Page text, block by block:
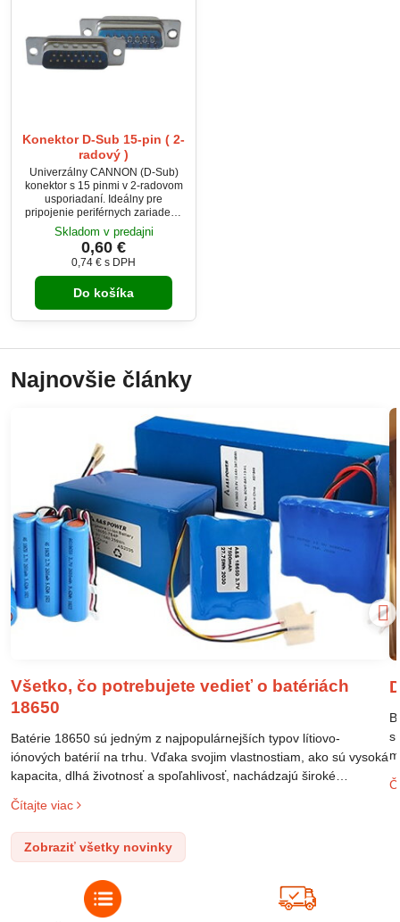
Konektor D-Sub 15-pin ( 2-
radový )
Univerzálny CANNON (D-Sub)
konektor s 15 pinmi v 2-radovom
usporiadaní. Ideálny pre
pripojenie periférnych zariadení,
priemyselnú automatizáciu,
audio/video aplikácie či
telekomunikačné systémy.
Vysoká spoľahlivosť a presné
spracovanie pre stabilný prenos
signálu.
Skladom v predajni
0,60 €
0,74 € s DPH
Do košíka
Najnovšie články
Všetko, čo potrebujete vedieť o batériách
18650
Batérie 18650 sú jedným z najpopulárnejších typov lítiovo-
iónových batérií na trhu. Vďaka svojim vlastnostiam, ako sú vysoká
kapacita, dlhá životnosť a spoľahlivosť, nachádzajú široké
po elektrické vozidlá. Pochopenie ich delenia, označovania a
správneho používania je kľúčom k ich efektívnemu a bezpečnému
využitiu.
Čítajte viac
Zobraziť všetky novinky